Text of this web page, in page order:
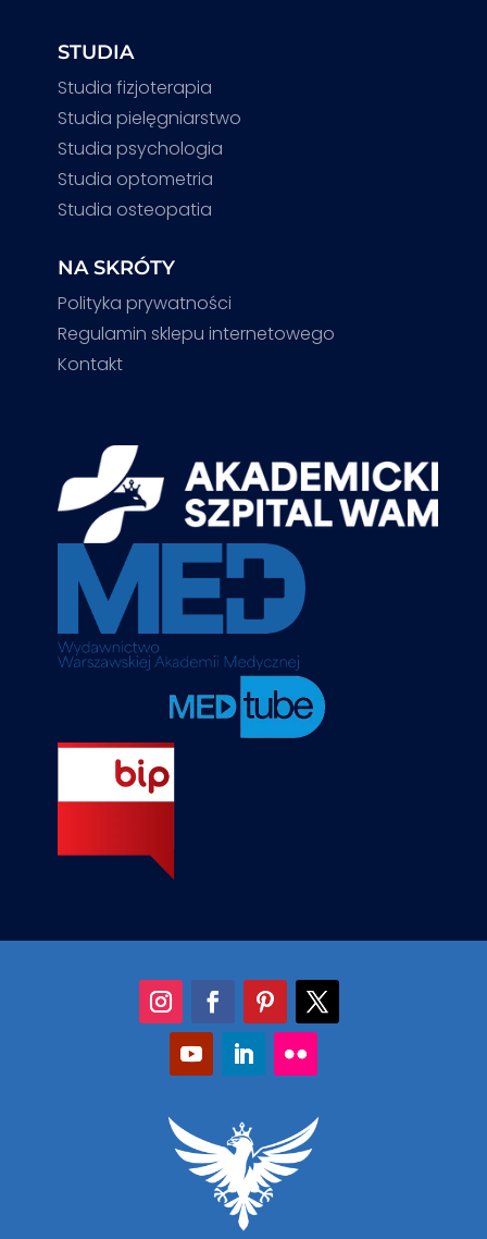
STUDIA
Studia fizjoterapia
Studia pielęgniarstwo
Studia psychologia
Studia optometria
Studia osteopatia
NA SKRÓTY
Polityka prywatności
Regulamin sklepu internetowego
Kontakt